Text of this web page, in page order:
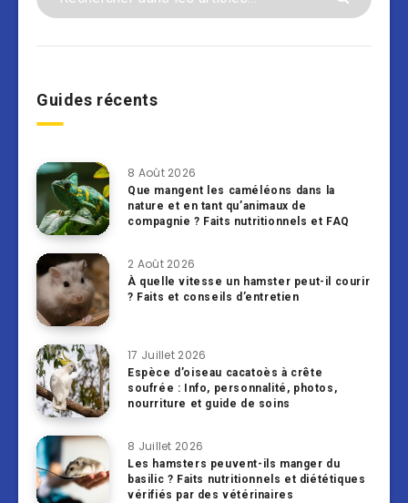
Guides récents
8 Août 2026
Que mangent les caméléons dans la
nature et en tant qu’animaux de
compagnie ? Faits nutritionnels et FAQ
2 Août 2026
À quelle vitesse un hamster peut-il courir
? Faits et conseils d’entretien
17 Juillet 2026
Espèce d’oiseau cacatoès à crête
soufrée : Info, personnalité, photos,
nourriture et guide de soins
8 Juillet 2026
Les hamsters peuvent-ils manger du
basilic ? Faits nutritionnels et diététiques
vérifiés par des vétérinaires